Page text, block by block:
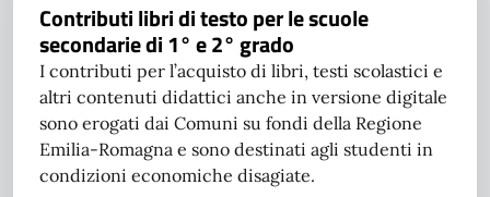
Contributi libri di testo per le scuole
secondarie di 1° e 2° grado
I contributi per l’acquisto di libri, testi scolastici e
altri contenuti didattici anche in versione digitale
sono erogati dai Comuni su fondi della Regione
Emilia-Romagna e sono destinati agli studenti in
condizioni economiche disagiate.